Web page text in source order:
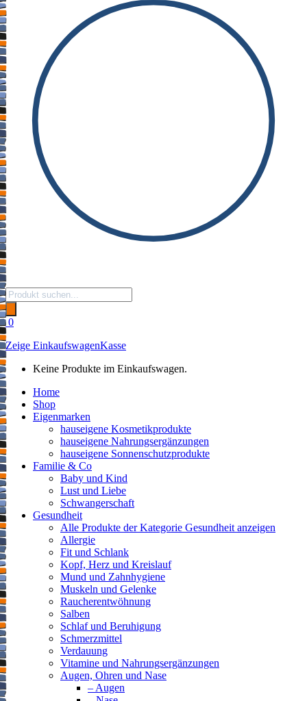
Products
search
0
Zeige EinkaufswagenKasse
Keine Produkte im Einkaufswagen.
Home
Shop
Eigenmarken
hauseigene Kosmetikprodukte
hauseigene Nahrungsergänzungen
hauseigene Sonnenschutzprodukte
Familie & Co
Baby und Kind
Lust und Liebe
Schwangerschaft
Gesundheit
Alle Produkte der Kategorie Gesundheit anzeigen
Allergie
Fit und Schlank
Kopf, Herz und Kreislauf
Mund und Zahnhygiene
Muskeln und Gelenke
Raucherentwöhnung
Salben
Schlaf und Beruhigung
Schmerzmittel
Verdauung
Vitamine und Nahrungsergänzungen
Augen, Ohren und Nase
– Augen